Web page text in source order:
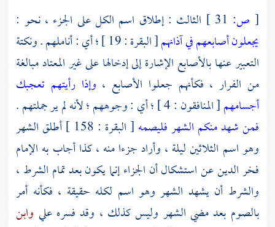
[ ص:
الثالث : إطلاق اسم الكل على الجزء ، نحو :
يجعلون أصابعهم في آذانهم
[ البقرة : 19 ] ؛ أي : أناملهم . ونكتة
التعبير عنها بالأصابع الإشارة إلى إدخالها على غير المعتاد مبالغة
من الفرار ، فكأنهم جعلوا الأصابع ، وإذا رأيتهم تعجبك
أجسامهم[ المنافقون : 4 ] ؛ أي : وجوههم ؛ لأنه لم ير جملتهم .
فمن شهد منكم الشهر فليصمه
[ البقرة : 158 ] أطلق الشهر
وهو اسم الثلاثين ليلة ، وأراد جزءا منه ، كذا أجاب به الإمام
فخر الدينعن استشكال أن الجزاء إنما يكون بعد تمام الشرط ،
والشرط أن يشهد الشهر وهو اسم لكله حقيقة ، فكأنه أمر
بالصوم بعد مضي الشهر وليس كذلك ، وقد فسرهعلي وابن